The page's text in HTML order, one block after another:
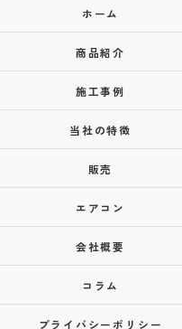
ホーム
商品紹介
施工事例
当社の特徴
販売
エアコン
会社概要
コラム
プライバシーポリシー